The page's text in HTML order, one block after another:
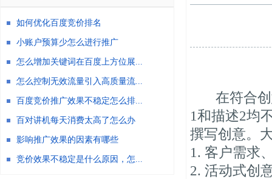
在符合创
1和描述2均
撰写创意。
1. 客户需求
2. 活动式创
如何优化百度竞价排名
小账户预算少怎么进行推广
怎么增加关键词在百度上方位展...
怎么控制无效流量引入高质量流...
百度竞价推广效果不稳定怎么排...
百对讲机每天消费太高了怎么办
影响推广效果的因素有哪些
竞价效果不稳定是什么原因，怎...